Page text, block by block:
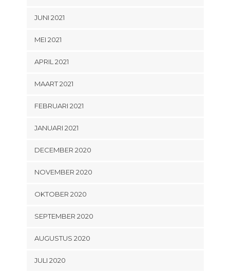
JUNI 2021
MEI 2021
APRIL 2021
MAART 2021
FEBRUARI 2021
JANUARI 2021
DECEMBER 2020
NOVEMBER 2020
OKTOBER 2020
SEPTEMBER 2020
AUGUSTUS 2020
JULI 2020